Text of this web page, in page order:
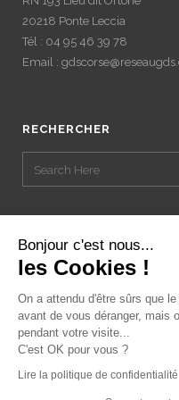
Bonjour c'est nous...
les Cookies !
On a attendu d'être sûrs que
avant de vous déranger, mais
pendant votre visite...
C'est OK pour vous ?
Lire la politique de confidentialité
20218 Ponte Leccia
Tél : 04 95 46 39 78
Email :
RECHERCHER